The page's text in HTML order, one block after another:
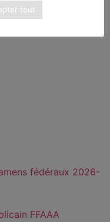
fédéraux 2026-
FFAAA
tout